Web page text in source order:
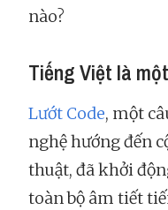
nào?
Tiếng Việt là
Lướt Code, một
nghệ hướng đến
thuật, đã khởi
toàn bộ âm tiết